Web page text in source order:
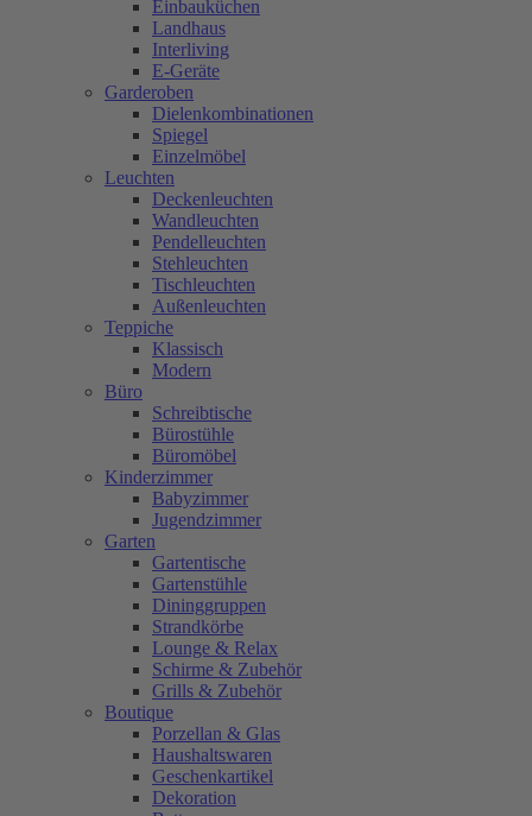
Einbauküchen
Landhaus
Interliving
E-Geräte
Garderoben
Dielenkombinationen
Spiegel
Einzelmöbel
Leuchten
Deckenleuchten
Wandleuchten
Pendelleuchten
Stehleuchten
Tischleuchten
Außenleuchten
Teppiche
Klassisch
Modern
Büro
Schreibtische
Bürostühle
Büromöbel
Kinderzimmer
Babyzimmer
Jugendzimmer
Garten
Gartentische
Gartenstühle
Dininggruppen
Strandkörbe
Lounge & Relax
Schirme & Zubehör
Grills & Zubehör
Boutique
Porzellan & Glas
Haushaltswaren
Geschenkartikel
Dekoration